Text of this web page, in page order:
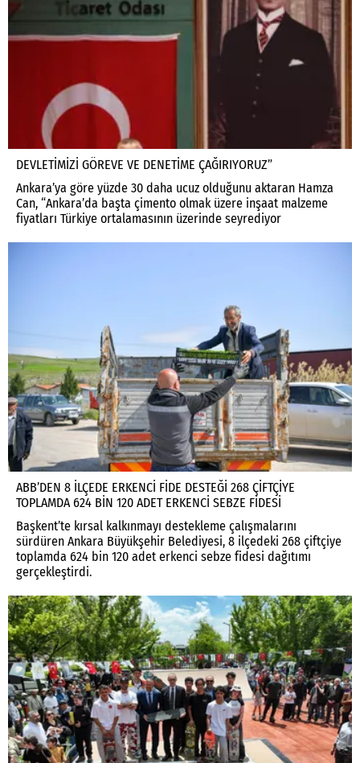
DEVLETİMİZİ GÖREVE VE DENETİME ÇAĞIRIYORUZ”
Ankara’ya göre yüzde 30 daha ucuz olduğunu aktaran Hamza
Can, “Ankara’da başta çimento olmak üzere inşaat malzeme
fiyatları Türkiye ortalamasının üzerinde seyrediyor
ABB’DEN 8 İLÇEDE ERKENCİ FİDE DESTEĞİ 268 ÇİFTÇİYE
TOPLAMDA 624 BİN 120 ADET ERKENCİ SEBZE FİDESİ
Başkent’te kırsal kalkınmayı destekleme çalışmalarını
sürdüren Ankara Büyükşehir Belediyesi, 8 ilçedeki 268 çiftçiye
toplamda 624 bin 120 adet erkenci sebze fidesi dağıtımı
gerçekleştirdi.